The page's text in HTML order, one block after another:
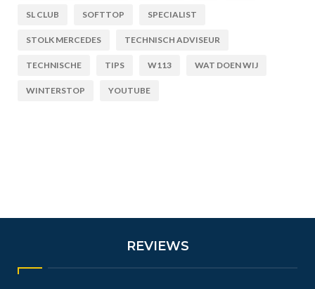
SL CLUB SOFTTOP SPECIALIST
STOLK MERCEDES TECHNISCH ADVISEUR
TECHNISCHE TIPS W113 WAT DOEN WIJ
WINTERSTOP YOUTUBE
REVIEWS